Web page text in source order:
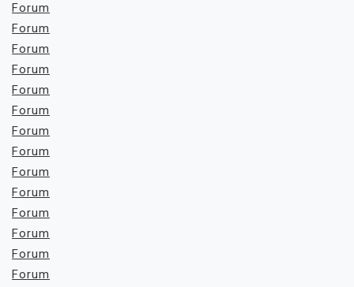
Forum
Forum
Forum
Forum
Forum
Forum
Forum
Forum
Forum
Forum
Forum
Forum
Forum
Forum